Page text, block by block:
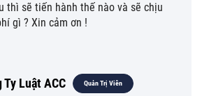
thì sẽ tiến hành thế nào và sẽ chịu
gì ? Xin cảm ơn !
Ty Luật ACC Quản Trị Viên